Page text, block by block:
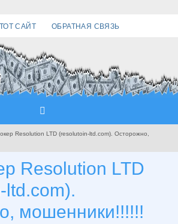
САЙТ ОБРАТНАЯ СВЯЗЬ
Resolution LTD (resolutoin-ltd.com). Осторожно,
Resolution LTD
ltd.com).
мошенники!!!!!!